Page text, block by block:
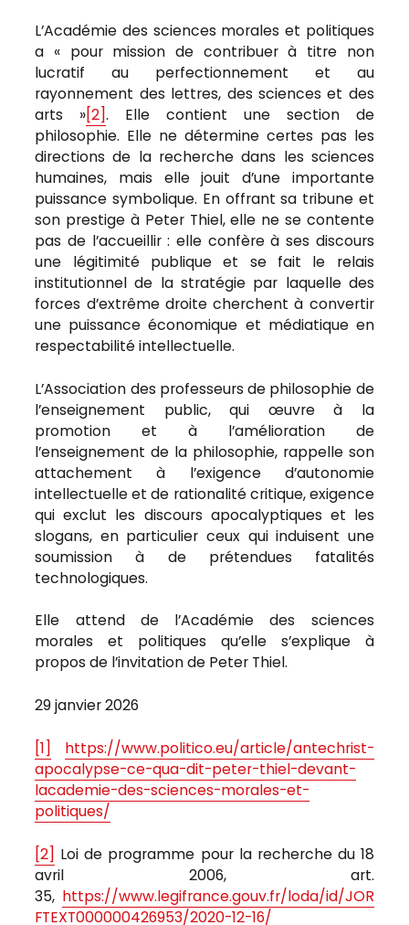
L’Académie des sciences morales et politiques
a « pour mission de contribuer à titre non
lucratif au perfectionnement et au
rayonnement des lettres, des sciences et des
arts »[2]. Elle contient une section de
philosophie. Elle ne détermine certes pas les
directions de la recherche dans les sciences
humaines, mais elle jouit d’une importante
puissance symbolique. En offrant sa tribune et
son prestige à Peter Thiel, elle ne se contente
pas de l’accueillir : elle confère à ses discours
une légitimité publique et se fait le relais
institutionnel de la stratégie par laquelle des
forces d’extrême droite cherchent à convertir
une puissance économique et médiatique en
respectabilité intellectuelle.
L’Association des professeurs de philosophie de
l’enseignement public, qui œuvre à la
promotion et à l’amélioration de
l’enseignement de la philosophie, rappelle son
attachement à l’exigence d’autonomie
intellectuelle et de rationalité critique, exigence
qui exclut les discours apocalyptiques et les
slogans, en particulier ceux qui induisent une
soumission à de prétendues fatalités
technologiques.
Elle attend de l’Académie des sciences
morales et politiques qu’elle s’explique à
propos de l’invitation de Peter Thiel.
29 janvier 2026
[1]
https://www.politico.eu/article/antechrist-
apocalypse-ce-qua-dit-peter-thiel-devant-
lacademie-des-sciences-morales-et-
politiques/
[2] Loi de programme pour la recherche du 18
avril 2006, art.
35, https://www.legifrance.gouv.fr/loda/id/JOR
FTEXT000000426953/2020-12-16/